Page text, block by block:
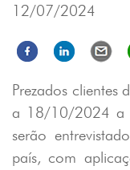
12/07/2024
Prezados
a 18/10/2024 a
serão
país, com